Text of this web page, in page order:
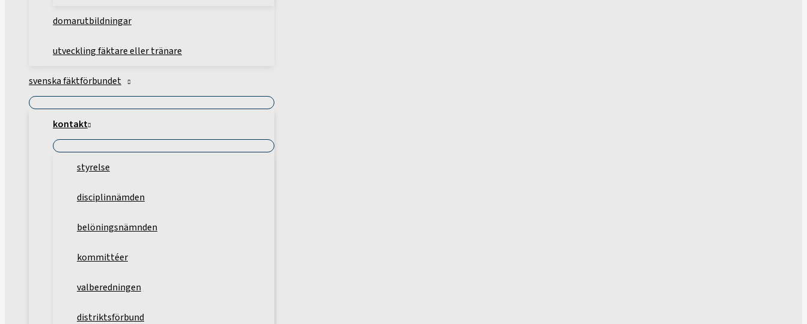
domarutbildningar
utveckling fäktare eller tränare
svenska fäktförbundet
kontakt
styrelse
disciplinnämden
belöningsnämnden
kommittéer
valberedningen
distriktsförbund